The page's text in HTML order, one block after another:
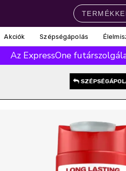
Akciók Szépségápolás
Az ExpressOne